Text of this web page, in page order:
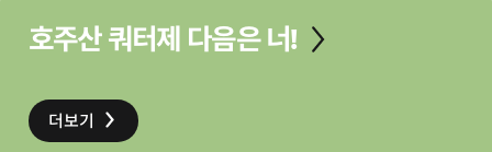
호주산 쿼터제 다음은 너!
더보기